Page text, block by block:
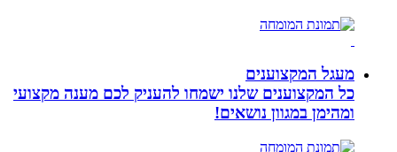
מעגל המקצוענים
כל המקצוענים שלנו ישמחו להעניק לכם מענה מקצועי
ומהימן במגוון נושאים!